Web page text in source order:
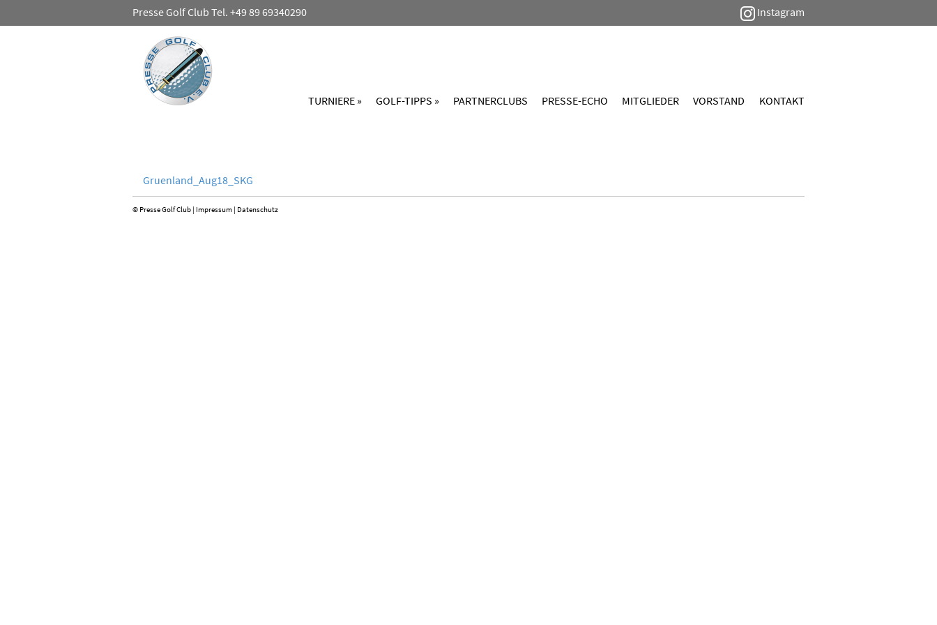
Presse Golf Club Tel. +49 89 69340290 Instagram
TURNIERE » GOLF-TIPPS » PARTNERCLUBS PRESSE-ECHO MITGLIEDER VORSTAND KONTAKT
Gruenland_Aug18_SKG
© Presse Golf Club | Impressum | Datenschutz